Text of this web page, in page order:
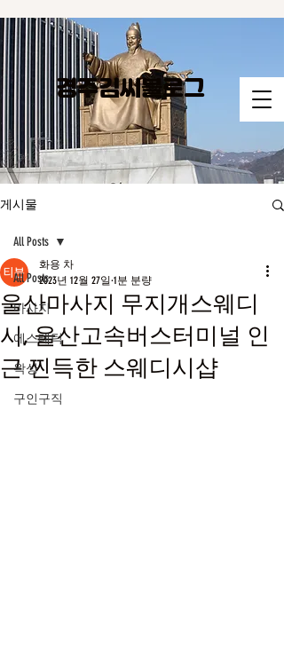
경주김씨​블로그
게시물
All Posts
마사지
에스테틱
왁싱
구인구직
All Posts
울산마사지 무지개스웨디
시, 울산고속버스터미널 인
근 찐득한 스웨디시샵
화용 차
2023년 12월 27일 1분 분량